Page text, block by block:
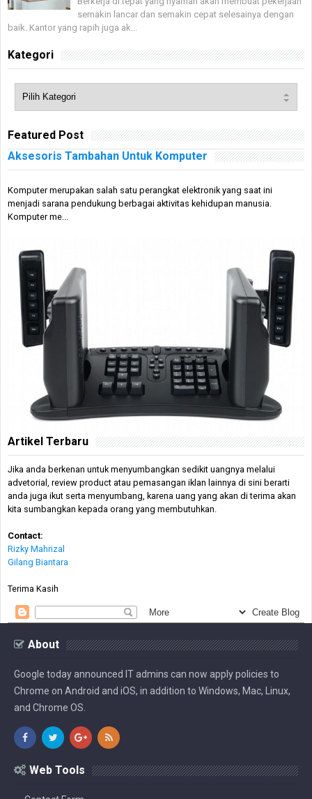
semakin lancar dan semakin cepat selesainya dengan
baik. Kantor yang rapih juga ak...
Kategori
Featured Post
Aksesoris Tambahan Untuk Komputer
Komputer merupakan salah satu perangkat elektronik yang saat ini
menjadi sarana pendukung berbagai aktivitas kehidupan manusia.
Komputer me...
Artikel Terbaru
Jika anda berkenan untuk menyumbangkan sedikit uangnya melalui
advetorial, review product atau pemasangan iklan lainnya di sini berarti
anda juga ikut serta menyumbang, karena uang yang akan di terima akan
kita sumbangkan kepada orang yang membutuhkan.
Contact:
Rizky Mahrizal
Gilang Biantara
Terima Kasih
About
Google today announced IT admins can now apply policies to
Chrome on Android and iOS, in addition to Windows, Mac, Linux,
and Chrome OS.
Web Tools